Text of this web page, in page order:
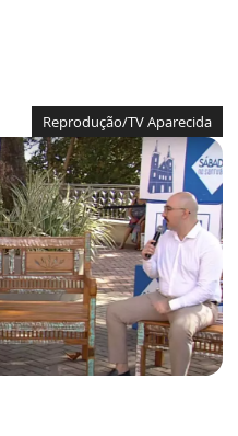
Reprodução/TV Aparecida